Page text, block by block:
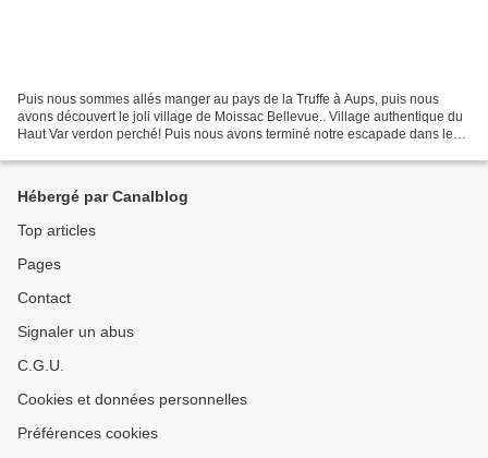
Puis nous sommes allés manger au pays de la Truffe à Aups, puis nous
avons découvert le joli village de Moissac Bellevue.. Village authentique du
Haut Var verdon perché! Puis nous avons terminé notre escapade dans le
Hébergé par Canalblog
Top articles
Pages
Contact
Signaler un abus
C.G.U.
Cookies et données personnelles
Préférences cookies